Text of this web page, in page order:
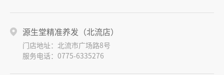
源生堂精准养发（北流店）
门店地址：北流市广场路8号
服务电话：0775-6335276